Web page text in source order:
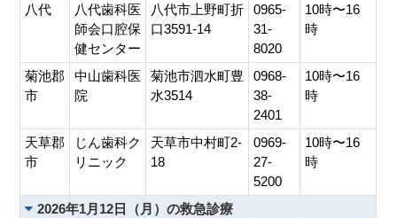
八代
八代歯科医
師会口腔保
健センター
八代市上野町折
口3591-14
0965-
31-
8020
10時〜16
時
菊池郡
市
中山歯科医
院
菊池市泗水町豊
水3514
0968-
38-
2401
10時〜16
時
天草郡
市
じん歯科ク
リニック
天草市中村町2-
18
0969-
27-
5200
10時〜16
時
2026年1月12日（月）の救急診療